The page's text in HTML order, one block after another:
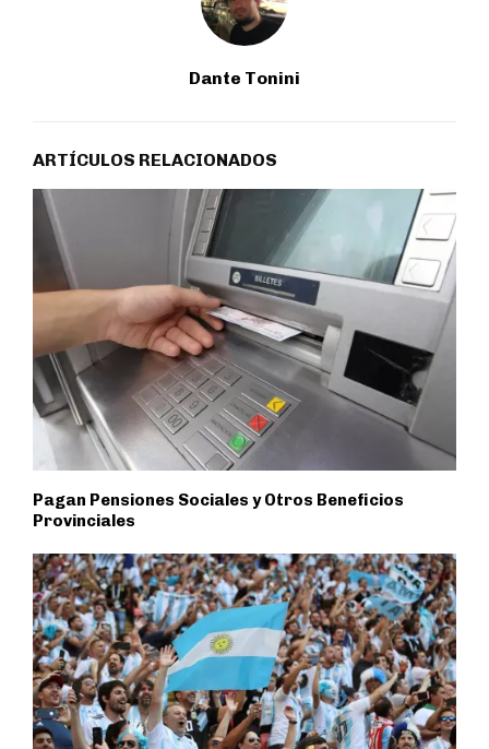
Dante Tonini
ARTÍCULOS RELACIONADOS
Pagan Pensiones Sociales y Otros Beneficios
Provinciales